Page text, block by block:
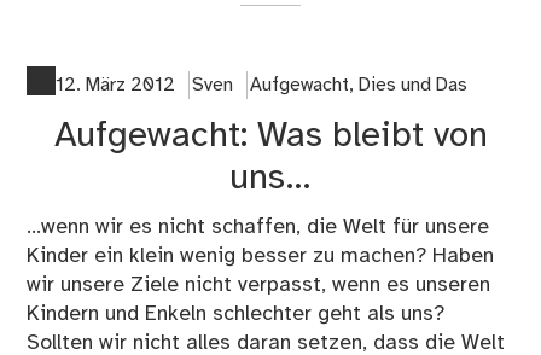
12. März 2012 Sven Aufgewacht, Dies und Das
Aufgewacht: Was bleibt von
uns…
...wenn wir es nicht schaffen, die Welt für unsere
Kinder ein klein wenig besser zu machen? Haben
wir unsere Ziele nicht verpasst, wenn es unseren
Kindern und Enkeln schlechter geht als uns?
Sollten wir nicht alles daran setzen, dass die Welt